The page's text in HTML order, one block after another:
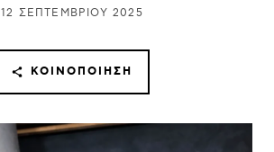
12 ΣΕΠΤΕΜΒΡΊΟΥ 2025
ΚΟΙΝΟΠΟΊΗΣΗ